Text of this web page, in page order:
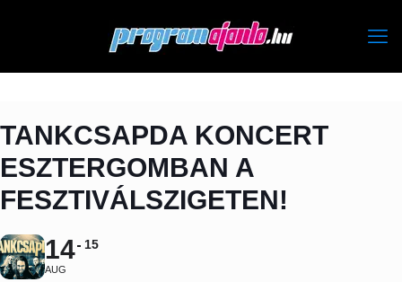
TANKCSAPDA KONCERT
ESZTERGOMBAN A
FESZTIVÁLSZIGETEN!
14
AUG
15